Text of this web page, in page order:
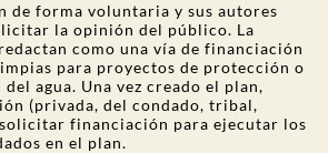
de forma voluntaria y sus autores
la opinión del público. La
como una vía de financiación
para proyectos de protección o
agua. Una vez creado el plan,
(privada, del condado, tribal,
financiación para ejecutar los
en el plan.